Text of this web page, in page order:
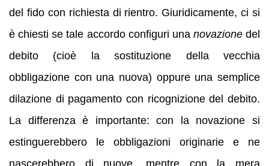
del fido con richiesta di rientro. Giuridicamente, ci si
è chiesti se tale accordo configuri una novazionedel
debito (cioè la sostituzione della vecchia
obbligazione con una nuova) oppure una semplice
dilazione di pagamento con ricognizione del debito.
La differenza è importante: con la novazione si
estinguerebbero le obbligazioni originarie e ne
nascerebbero di nuove, mentre con la mera